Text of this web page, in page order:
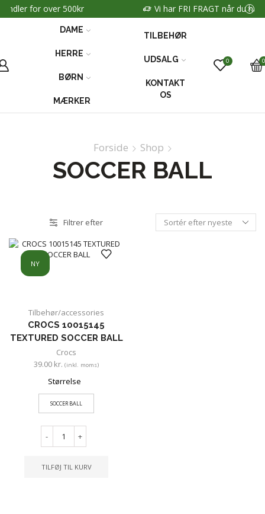
Vi har FRI FRAGT når du handler for over 500kr
DAME
HERRE
BØRN
MÆRKER
TILBEHØR
UDSALG
KONTAKT
OS
0 0
Forside Shop
SOCCER BALL
Filtrer efter
NY
Tilbehør/accessories
CROCS 10015145
TEXTURED SOCCER BALL
Crocs
39.00 kr. (inkl. moms)
Størrelse
SOCCER BALL
- +
TILFØJ TIL KURV